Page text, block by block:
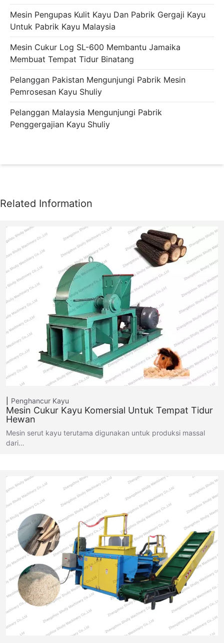
Mesin Pengupas Kulit Kayu Dan Pabrik Gergaji Kayu
Untuk Pabrik Kayu Malaysia
Mesin Cukur Log SL-600 Membantu Jamaika
Membuat Tempat Tidur Binatang
Pelanggan Pakistan Mengunjungi Pabrik Mesin
Pemrosesan Kayu Shuliy
Pelanggan Malaysia Mengunjungi Pabrik
Penggergajian Kayu Shuliy
Penghancur Kayu
Mesin Cukur Kayu Komersial Untuk Tempat Tidur
Hewan
Mesin serut kayu terutama digunakan untuk produksi massal
dari…